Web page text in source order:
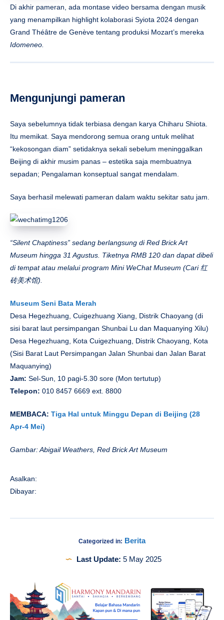
Di akhir pameran, ada montase video bersama dengan musik
yang menampilkan highlight kolaborasi Syiota 2024 dengan
Grand Théâtre de Genève tentang produksi Mozart’s mereka
Idomeneo.
Mengunjungi pameran
Saya sebelumnya tidak terbiasa dengan karya Chiharu Shiota.
Itu memikat. Saya mendorong semua orang untuk melihat
“kekosongan diam” setidaknya sekali sebelum meninggalkan
Beijing di akhir musim panas – estetika saja membuatnya
sepadan; Pengalaman konseptual sangat mendalam.
Saya berhasil melewati pameran dalam waktu sekitar satu jam.
“Silent Chaptiness” sedang berlangsung di Red Brick Art
Museum hingga 31 Agustus. Tiketnya RMB 120 dan dapat dibeli
di tempat atau melalui program Mini WeChat Museum (Cari 红
砖美术馆).
Museum Seni Bata Merah
Desa Hegezhuang, Cuigezhuang Xiang, Distrik Chaoyang (di
sisi barat laut persimpangan Shunbai Lu dan Maquanying Xilu)
Desa Hegezhuang, Kota Cuigezhuang, Distrik Chaoyang, Kota
(Sisi Barat Laut Persimpangan Jalan Shunbai dan Jalan Barat
Maquanying)
Jam: Sel-Sun, 10 pagi-5.30 sore (Mon tertutup)
Telepon: 010 8457 6669 ext. 8800
MEMBACA: Tiga Hal untuk Minggu Depan di Beijing (28
Apr-4 Mei)
Gambar: Abigail Weathers, Red Brick Art Museum
Asalkan:
Dibayar:
Categorized in: Berita
Last Update: 5 May 2025